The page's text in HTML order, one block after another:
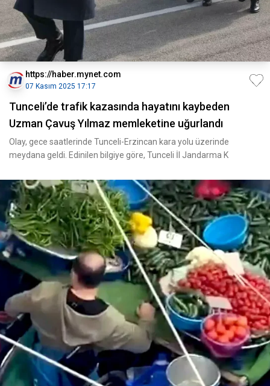
https://haber.mynet.com
07 Kasım 2025 17:17
Tunceli’de trafik kazasında hayatını kaybeden
Uzman Çavuş Yılmaz memleketine uğurlandı
Olay, gece saatlerinde Tunceli-Erzincan kara yolu üzerinde
meydana geldi. Edinilen bilgiye göre, Tunceli İl Jandarma K